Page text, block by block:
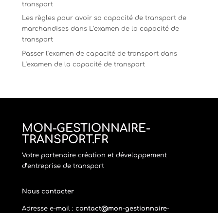
transport
Les règles pour avoir sa capacité de transport de
marchandisesdans L’examen de la capacité de
transport
Passer l’examen de capacité de transportdans
L’examen de la capacité de transport
MON-GESTIONNAIRE-
TRANSPORT.FR
Votre partenaire création et développement
d’entreprise de transport
Nous contacter
Adresse e-mail : contact@mon-gestionnaire-